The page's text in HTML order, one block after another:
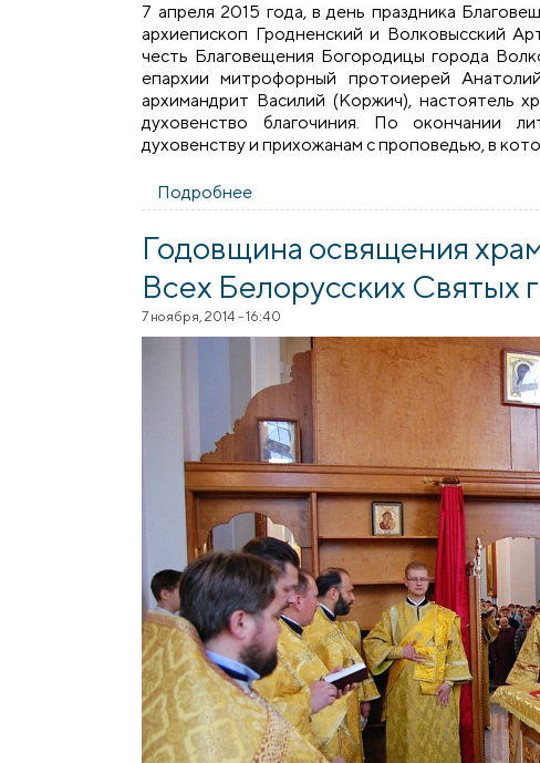
7 апреля 2015 года, в день праздника
архиепископ Гродненский и Волковысский
честь Благовещения Богородицы города
епархии митрофорный протоиерей
архимандрит Василий (Коржич), настоятель
духовенство благочиния. По окончании
духовенству и прихожанам с проповедью, в
Подробнее
Годовщина освящения
Всех Белорусских Святых
7 ноября, 2014 - 16:40